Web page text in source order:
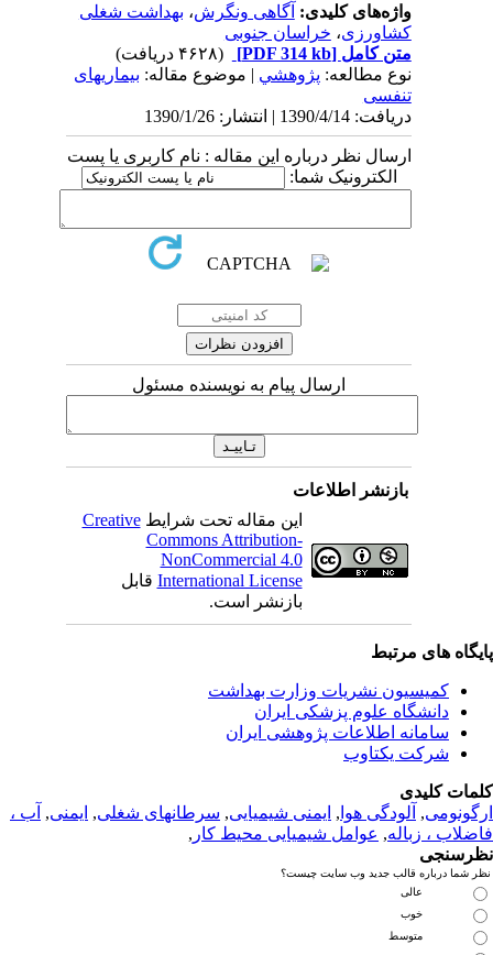
واژه‌های کلیدی:آگاهی ونگرش،بهداشت شغلی
کشاورزی،خراسان جنوبی
متن کامل[PDF 314 kb]
نوع مطالعه:پژوهشي| موضوع مقاله:بیماریهای
تنفسی
دریافت: 1390/4/14 | انتشار: 1390/1/26
ارسال نظر درباره این مقاله : نام کاربری یا پست
الکترونیک شما:
ارسال پیام به نویسنده مسئول
بازنشر اطلاعات
این مقاله تحت شرایطCreative
Commons Attribution-
NonCommercial 4.0
International Licenseقابل
بازنشر است.
های مرتبط
کمیسیون نشریات وزارت بهداشت
دانشگاه علوم پزشکی ایران
سامانه اطلاعات پژوهشی ایران
شرکت یکتاوب
کلیدی
, آلودگی هوا, ایمنی شیمیایی, سرطانهای شغلی, ایمنی, آب ،
، زباله,عوامل شیمیایی محیط کار,
شما درباره قالب جدید وب سایت چیست؟
عالی
خوب
متوسط